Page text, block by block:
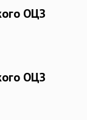
ОЦЗ
ОЦЗ